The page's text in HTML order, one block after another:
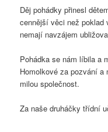
Děj pohádky přinesl
cennější věci než poklad
nemají navzájem
Pohádka se nám líbila a
Homolkové za pozvání a
milou společnost.
Za naše druháčky třídní